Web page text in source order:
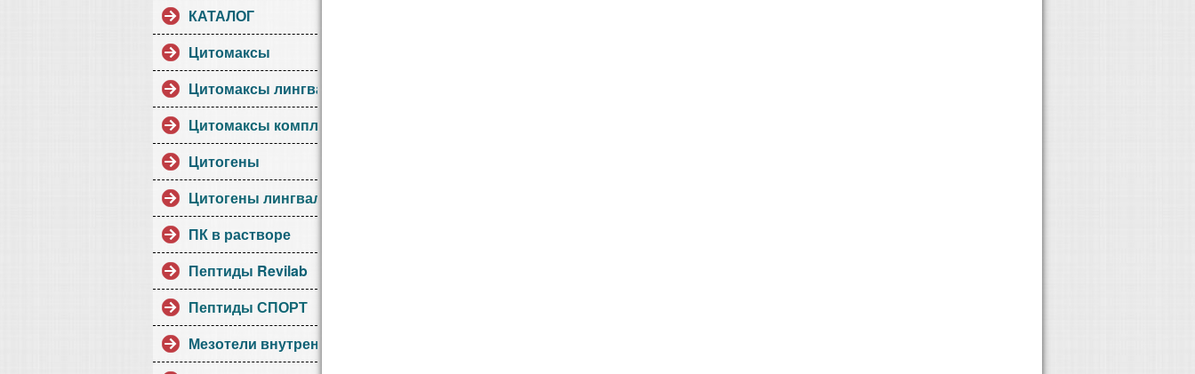
КАТАЛОГ
Цитомаксы
Цитомаксы лингвалы
Цитомаксы комплексы
Цитогены
Цитогены лингвалы
ПК в растворе
Пептиды Revilab
Пептиды СПОРТ
Мезотели внутренние